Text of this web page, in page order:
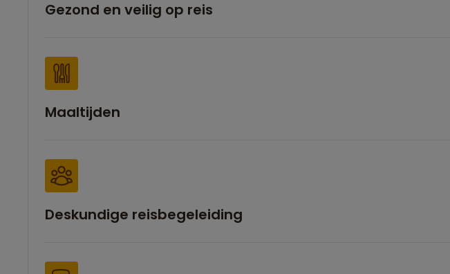
Gezond en veilig op reis
Maaltijden
Deskundige reisbegeleiding